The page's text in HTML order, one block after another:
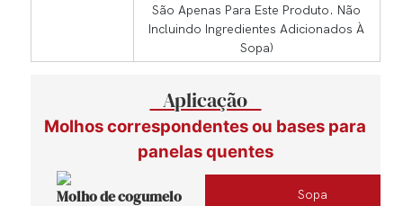
São Apenas Para Este Produto. Não
Incluindo Ingredientes Adicionados À
Sopa)
Aplicação
Molhos correspondentes ou bases para
panelas quentes
Molho de cogumelo
Sopa